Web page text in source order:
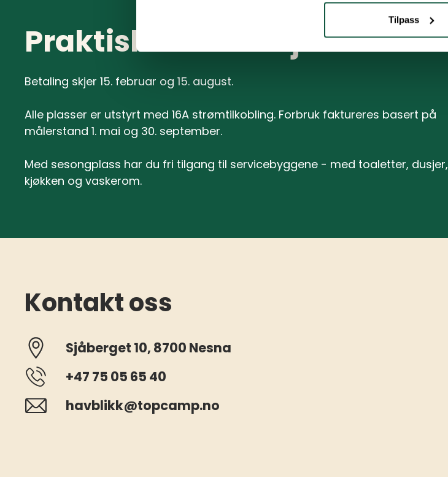
Tilpass
Praktisk informasjon
Betaling skjer 15. februar og 15. august.
Alle plasser er utstyrt med 16A strømtilkobling. Forbruk faktureres basert på
målerstand 1. mai og 30. september.
Med sesongplass har du fri tilgang til servicebyggene - med toaletter, dusjer,
kjøkken og vaskerom.
Kontakt oss
Sjåberget 10, 8700 Nesna
+47 75 05 65 40
havblikk@topcamp.no